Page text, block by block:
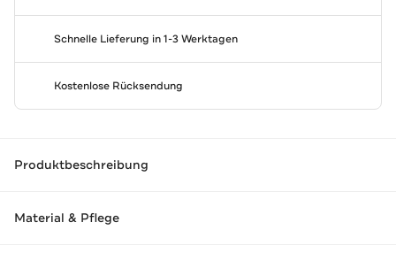
Schnelle Lieferung in 1-3 Werktagen
Kostenlose Rücksendung
Produktbeschreibung
Material & Pflege